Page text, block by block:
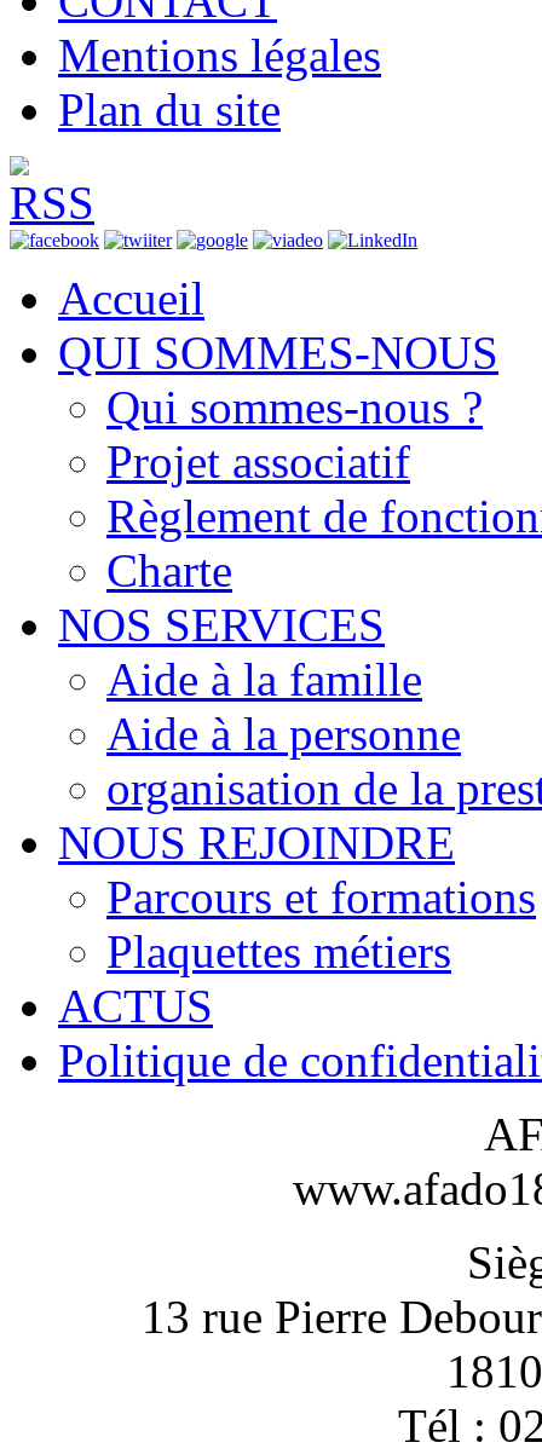
Mentions légales
Plan du site
Accueil
QUI SOMMES-NOUS
Qui sommes-nous ?
Projet associatif
Règlement de
Charte
NOS SERVICES
Aide à la famille
Aide à la personne
organisation de la
NOUS REJOINDRE
Parcours et formations
Plaquettes métiers
ACTUS
Politique de
13 rue Pierre
Tél :